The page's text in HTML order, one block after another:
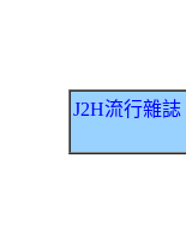
J2H流行雜誌